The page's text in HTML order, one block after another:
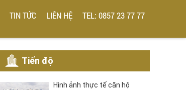
TIN TỨC LIÊN HỆ TEL: 0857 23 77 77
Tiến độ
Hình ảnh thực tế căn hộ